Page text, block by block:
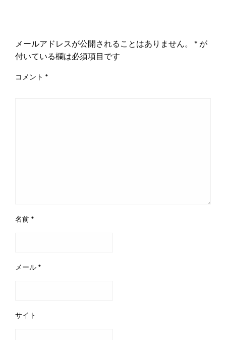
メールアドレスが公開されることはありません。 * が
付いている欄は必須項目です
コメント *
名前 *
メール *
サイト